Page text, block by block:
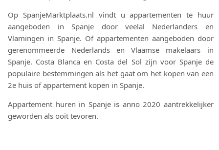
Op SpanjeMarktplaats.nl vindt u appartementen te huur
aangeboden in Spanje door veelal Nederlanders en
Vlamingen in Spanje. Of appartementen aangeboden door
gerenommeerde Nederlands en Vlaamse makelaars in
Spanje. Costa Blanca en Costa del Sol zijn voor Spanje de
populaire bestemmingen als het gaat om het kopen van een
2e huis of appartement kopen in Spanje.
Appartement huren in Spanje is anno 2020 aantrekkelijker
geworden als ooit tevoren.